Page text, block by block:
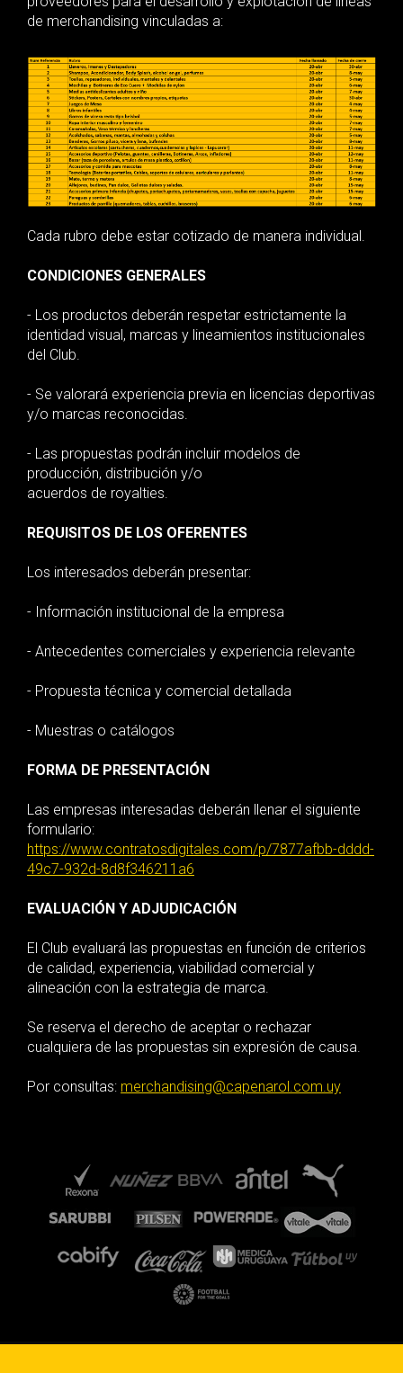
de merchandising vinculadas a:
Cada rubro debe estar cotizado de manera individual.
CONDICIONES GENERALES
- Los productos deberán respetar estrictamente la
identidad visual, marcas y lineamientos institucionales
del Club.
- Se valorará experiencia previa en licencias deportivas
y/o marcas reconocidas.
- Las propuestas podrán incluir modelos de
producción, distribución y/o
acuerdos de royalties.
REQUISITOS DE LOS OFERENTES
Los interesados deberán presentar:
- Información institucional de la empresa
- Antecedentes comerciales y experiencia relevante
- Propuesta técnica y comercial detallada
- Muestras o catálogos
FORMA DE PRESENTACIÓN
Las empresas interesadas deberán llenar el siguiente
formulario:
https://www.contratosdigitales.com/p/7877afbb-dddd-
49c7-932d-8d8f346211a6
EVALUACIÓN Y ADJUDICACIÓN
El Club evaluará las propuestas en función de criterios
de calidad, experiencia, viabilidad comercial y
alineación con la estrategia de marca.
Se reserva el derecho de aceptar o rechazar
cualquiera de las propuestas sin expresión de causa.
Por consultas: merchandising@capenarol.com.uy